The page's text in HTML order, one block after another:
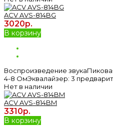
ACV AVS-814BG
3020р.
В корзину
Воспроизведение
4-8 ОмЭквалайзер: 3
Нет в наличии
ACV AVS-814BM
3310р.
В корзину